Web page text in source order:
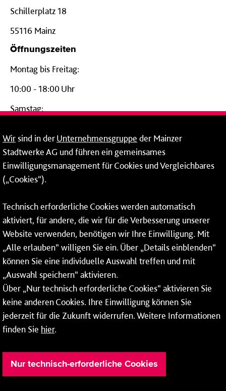
Schillerplatz 18
55116 Mainz
Öffnungszeiten
Montag bis Freitag:
10:00 - 18:00 Uhr
Samstag:
24-Stunden-Telefon*
06131 – 12 77 77
Fax: 06131 – 12 66 66
* Montags bis freitags bis 7 und ab 18 Uhr sowie an
Wochenenden und Feiertagen ganztags werden Ihre
Anrufe je nach Themenauswahl an ein Callcenter des
RMV oder von nextbike weitergeleitet. Dort erhalten Sie
ausschließlich Auskünfte zum Fahrplan bzw. zu
meinRad.
Wirsind in derUnternehmensgruppe der Mainzer
Stadtwerke AG und führen ein gemeinsames
Einwilligungsmanagement für Cookies und Vergleichbares
(„Cookies“).
Technisch erforderliche Cookies werden automatisch
aktiviert, für andere, die wir für die Verbesserung unserer
Website verwenden, benötigen wir Ihre Einwilligung. Mit
„Alle erlauben“ willigen Sie ein. Über „Details einblenden“
können Sie eine individuelle Auswahl treffen und mit
„Auswahl speichern“ aktivieren.
Über „Nur technisch erforderliche Cookies“ aktivieren Sie
keine anderen Cookies. Ihre Einwilligung können Sie
jederzeit für die Zukunft widerrufen. Weitere Informationen
finden Sie hier.
Nur technisch-erforderliche Cookies